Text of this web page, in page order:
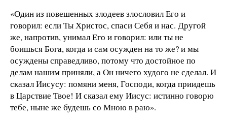
«Один из повешенных злодеев злословил Его и
говорил: если Ты Христос, спаси Себя и нас. Другой
же, напротив, унимал Его и говорил: или ты не
боишься Бога, когда и сам осужден на то же? и мы
осуждены справедливо, потому что достойное по
делам нашим приняли, а Он ничего худого не сделал. И
сказал Иисусу: помяни меня, Господи, когда приидешь
в Царствие Твое! И сказал ему Иисус: истинно говорю
тебе, ныне же будешь со Мною в раю».